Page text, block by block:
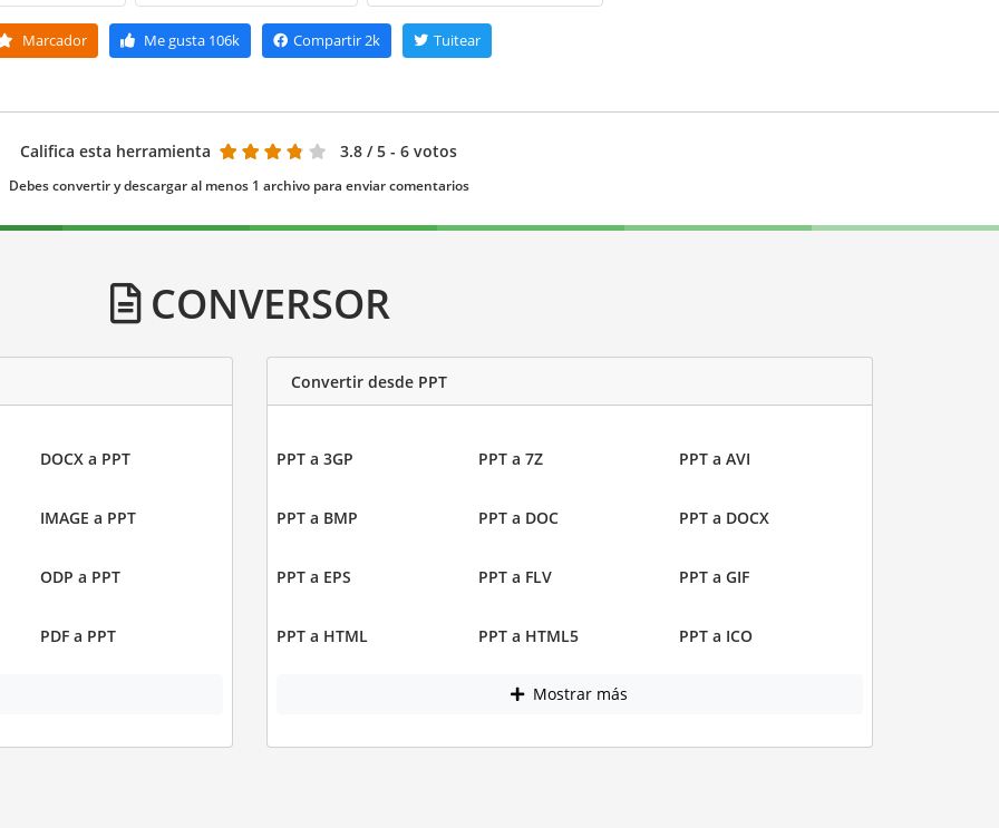
Marcador Me gusta 106k Compartir2k Tuitear
Califica esta herramienta 3.8 / 5 - 6 votos
Debes convertir y descargar al menos 1 archivo para enviar comentarios
CONVERSOR
DOCX a PPT
IMAGE a PPT
ODP a PPT
PDF a PPT
Convertir desde PPT
PPT a 3GP PPT a 7Z PPT a AVI
PPT a BMP PPT a DOC PPT a DOCX
PPT a EPS PPT a FLV PPT a GIF
PPT a HTML PPT a HTML5 PPT a ICO
Mostrar más